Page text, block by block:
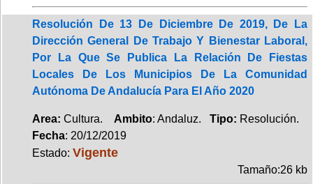
Resolución De 13 De Diciembre De 2019, De La
Dirección General De Trabajo Y Bienestar Laboral,
Por La Que Se Publica La Relación De Fiestas
Locales De Los Municipios De La Comunidad
Autónoma De Andalucía Para El Año 2020
Area: Cultura. Ambito: Andaluz. Tipo: Resolución.
Fecha: 20/12/2019
Estado: Vigente
Tamaño:26 kb